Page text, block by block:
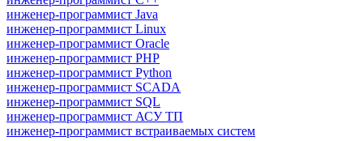
инженер-программист Java
инженер-программист Linux
инженер-программист Oracle
инженер-программист PHP
инженер-программист Python
инженер-программист SCADA
инженер-программист SQL
инженер-программист АСУ ТП
инженер-программист встраиваемых систем